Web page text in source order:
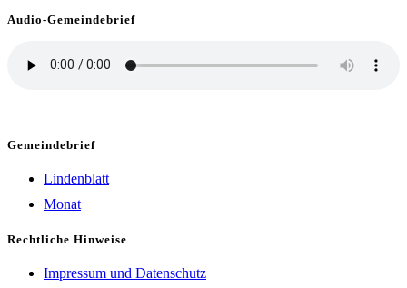
Audio-Gemeindebrief
Gemeindebrief
Lindenblatt
Monat
Rechtliche Hinweise
Impressum und Datenschutz